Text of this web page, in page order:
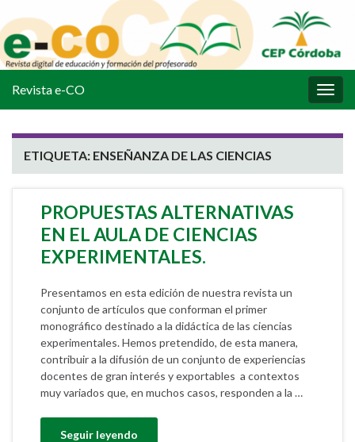
la
Revista e-CO
ETIQUETA: ENSEÑANZA DE LAS CIENCIAS
PROPUESTAS ALTERNATIVAS
EN EL AULA DE CIENCIAS
EXPERIMENTALES.
Presentamos en esta edición de nuestra revista un
conjunto de artículos que conforman el primer
monográfico destinado a la didáctica de las ciencias
experimentales. Hemos pretendido, de esta manera,
contribuir a la difusión de un conjunto de experiencias
docentes de gran interés y exportables a contextos
muy variados que, en muchos casos, responden a la …
Seguir leyendo